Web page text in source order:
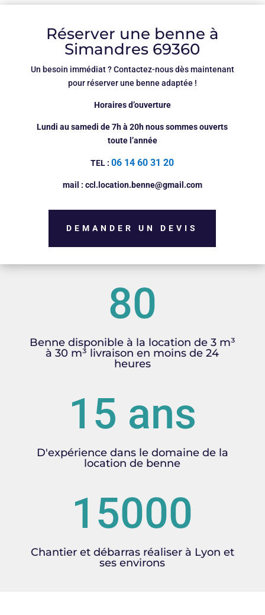
Réserver une benne à
Simandres 69360
Un besoin immédiat ? Contactez-nous dès maintenant
pour réserver une benne adaptée !
Horaires d’ouverture
Lundi au samedi de 7h à 20h nous sommes ouverts
toute l’année
TEL :06 14 60 31 20
mail : ccl.location.benne@gmail.com
DEMANDER UN DEVIS
80
Benne disponible à la location de 3 m³
à 30 m³ livraison en moins de 24
heures
15 ans
D'expérience dans le domaine de la
location de benne
15000
Chantier et débarras réaliser à Lyon et
ses environs